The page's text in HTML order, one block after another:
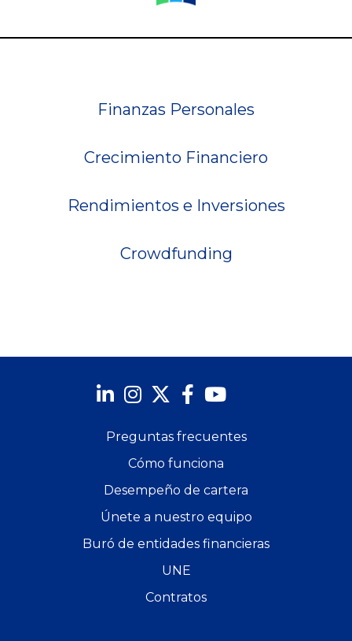
Finanzas Personales
Crecimiento Financiero
Rendimientos e Inversiones
Crowdfunding
Preguntas frecuentes
Cómo funciona
Desempeño de cartera
Únete a nuestro equipo
Buró de entidades financieras
UNE
Contratos